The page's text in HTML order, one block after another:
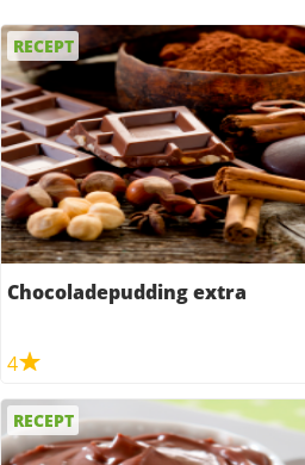
RECEPT
Chocoladepudding extra
4
RECEPT